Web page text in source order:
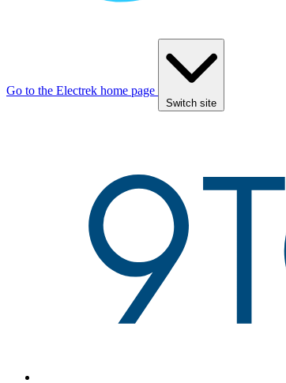
Go to the Electrek home page
Switch site